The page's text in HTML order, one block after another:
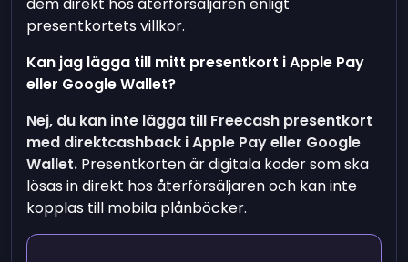
presentkortets villkor.
Kan jag lägga till mitt presentkort i Apple Pay
eller Google Wallet?
Nej, du kan inte lägga till Freecash presentkort
med direktcashback i Apple Pay eller Google
Wallet. Presentkorten är digitala koder som ska
lösas in direkt hos återförsäljaren och kan inte
kopplas till mobila plånböcker.